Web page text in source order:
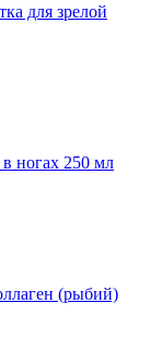
для зрелой
в ногах 250 мл
(рыбий)